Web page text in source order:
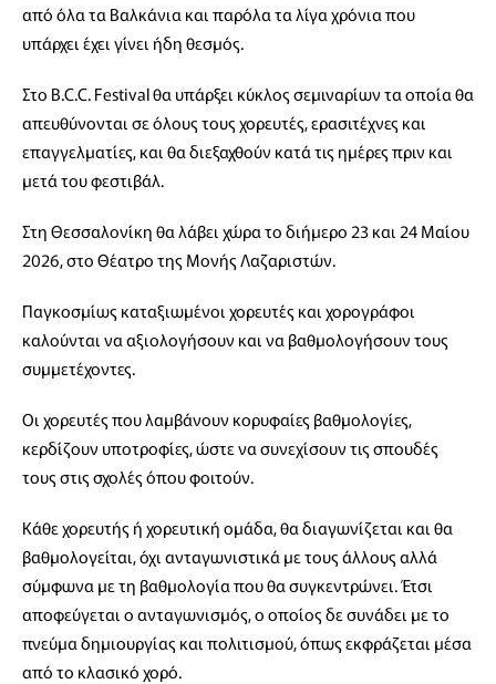
από όλα τα Βαλκάνια και παρόλα τα λίγα χρόνια που
υπάρχει έχει γίνει ήδη θεσμός.
Στο B.C.C. Festival θα υπάρξει κύκλος σεμιναρίων τα οποία θα
απευθύνονται σε όλους τους χορευτές, ερασιτέχνες και
επαγγελματίες, και θα διεξαχθούν κατά τις ημέρες πριν και
μετά του φεστιβάλ.
Στη Θεσσαλονίκη θα λάβει χώρα το διήμερο 23 και 24 Μαίου
2026, στο Θέατρο της Μονής Λαζαριστών.​
Παγκοσμίως καταξιωμένοι χορευτές και χορογράφοι
καλούνται να αξιολογήσουν και να βαθμολογήσουν τους
συμμετέχοντες.
Οι χορευτές που λαμβάνουν κορυφαίες βαθμολογίες,
κερδίζουν υποτροφίες, ώστε να συνεχίσουν τις σπουδές
τους στις σχολές όπου φοιτούν.
Κάθε χορευτής ή χορευτική ομάδα, θα διαγωνίζεται και θα
βαθμολογείται, όχι ανταγωνιστικά με τους άλλους αλλά
σύμφωνα με τη βαθμολογία που θα συγκεντρώνει. Έτσι
αποφεύγεται ο ανταγωνισμός, ο οποίος δε συνάδει με το
πνεύμα δημιουργίας και πολιτισμού, όπως εκφράζεται μέσα
από το κλασικό χορό.